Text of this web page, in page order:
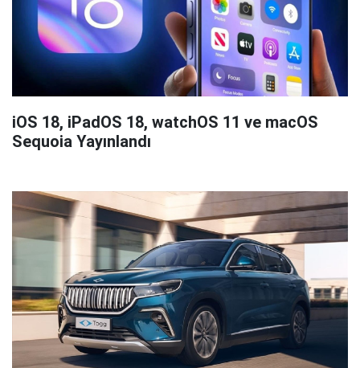
iOS 18, iPadOS 18, watchOS 11 ve macOS
Sequoia Yayınlandı